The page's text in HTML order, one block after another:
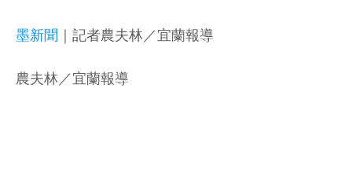
墨新聞 ｜記者農夫林／宜蘭報導
農夫林／宜蘭報導